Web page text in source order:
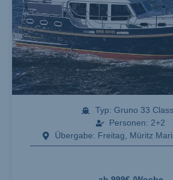
Typ: Gruno 33
Personen: 2+2
Übergabe: Freitag, Müritz